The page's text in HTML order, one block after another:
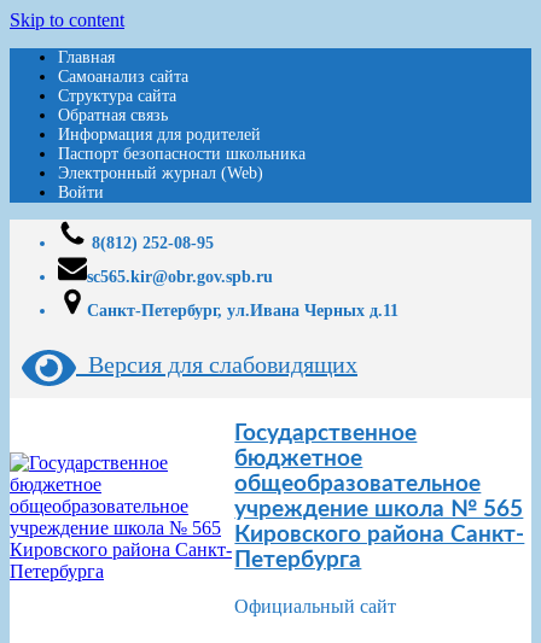
Skip to content
Главная
Самоанализ сайта
Структура сайта
Обратная связь
Информация для родителей
Паспорт безопасности школьника
Электронный журнал (Web)
Войти
8(812) 252-08-95
sc565.kir@obr.gov.spb.ru
Санкт-Петербург, ул.Ивана Черных д.11
Версия для слабовидящих
Государственное
бюджетное
общеобразовательное
учреждение школа № 565
Кировского района Санкт-
Петербурга
Официальный сайт